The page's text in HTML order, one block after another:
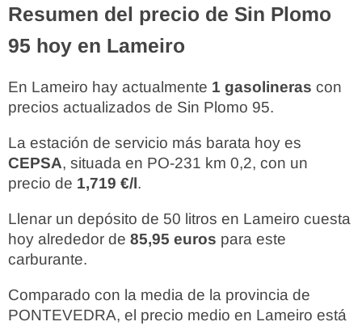
Resumen del precio de Sin Plomo
95 hoy en Lameiro
En Lameiro hay actualmente 1 gasolineras con
precios actualizados de Sin Plomo 95.
La estación de servicio más barata hoy es
CEPSA, situada en PO-231 km 0,2, con un
precio de 1,719 €/l.
Llenar un depósito de 50 litros en Lameiro cuesta
hoy alrededor de 85,95 euros para este
carburante.
Comparado con la media de la provincia de
PONTEVEDRA, el precio medio en Lameiro está